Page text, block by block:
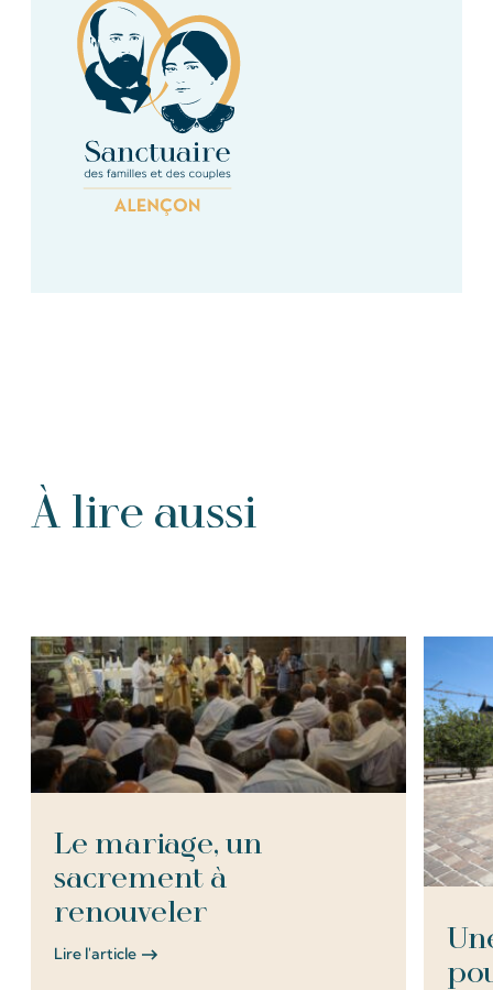
À lire aussi
Le mariage, un
sacrement à
renouveler
Lire l'article